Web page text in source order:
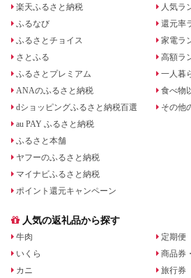
楽天ふるさと納税
ふるなび
ふるさとチョイス
さとふる
ふるさとプレミアム
ANAのふるさと納税
dショッピングふるさと納税百選
au PAY ふるさと納税
ふるさと本舗
ヤフーのふるさと納税
マイナビふるさと納税
ポイント還元キャンペーン
人気ラ
還元率
家電ラ
高額ラ
一人暮
食べ物
その他
人気の返礼品から探す
牛肉
いくら
カニ
定期便
商品券
旅行券